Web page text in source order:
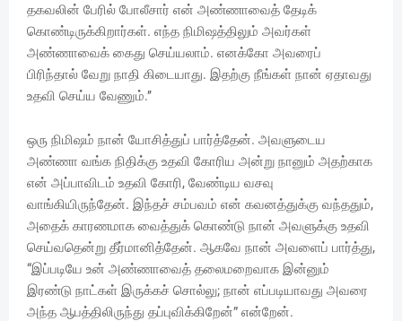
தகவலின் பேரில் போலீசார் என் அண்ணாவைத் தேடிக்
கொண்டிருக்கிறார்கள். எந்த நிமிஷத்திலும் அவர்கள்
அண்ணாவைக் கைது செய்யலாம். எனக்கோ அவரைப்
பிரிந்தால் வேறு நாதி கிடையாது. இதற்கு நீங்கள் நான் ஏதாவது
உதவி செய்ய வேணும்.’’
ஒரு நிமிஷம் நான் யோசித்துப் பார்த்தேன். அவளுடைய
அண்ணா வங்க நிதிக்கு உதவி கோரிய அன்று நானும் அதற்காக
என் அப்பாவிடம் உதவி கோரி, வேண்டிய வசவு
வாங்கியிருந்தேன். இந்தச் சம்பவம் என் கவனத்துக்கு வந்ததும்,
அதைக் காரணமாக வைத்துக் கொண்டு நான் அவளுக்கு உதவி
செய்வதென்று தீர்மானித்தேன். ஆகவே நான் அவளைப் பார்த்து,
“இப்படியே உன் அண்ணாவைத் தலைமறைவாக இன்னும்
இரண்டு நாட்கள் இருக்கச் சொல்லு; நான் எப்படியாவது அவரை
அந்த ஆபத்திலிருந்து தப்புவிக்கிறேன்” என்றேன்.